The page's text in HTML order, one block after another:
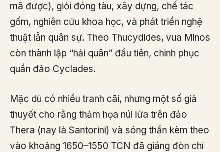
mã được), giỏi đóng tàu, xây dựng, chế tác
gốm, nghiên cứu khoa học, và phát triển nghệ
thuật lẫn quân sự. Theo Thucydides, vua Minos
còn thành lập “hải quân” đầu tiên, chinh phục
quần đảo Cyclades.
Mặc dù có nhiều tranh cãi, nhưng một số giả
thuyết cho rằng thảm họa núi lửa trên đảo
Thera (nay là Santorini) và sóng thần kèm theo
vào khoảng 1650–1550 TCN đã giáng đòn chí